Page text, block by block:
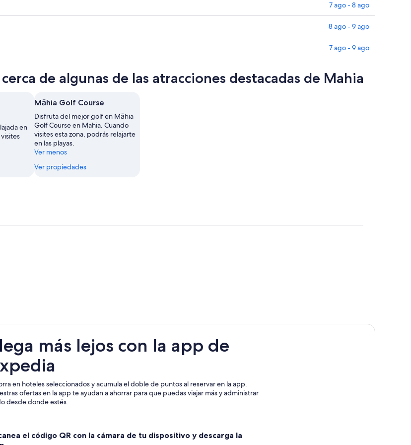
7 ago - 8 ago
8 ago - 9 ago
7 ago - 9 ago
de algunas de las atracciones destacadas de Mahia
en
Māhia Golf Course
Disfruta del mejor golf en Māhia
Golf Course en Mahia. Cuando
visites esta zona, podrás relajarte
en las playas.
Ver menos
Ver propiedades
más lejos con la app de
en hoteles seleccionados y acumula el doble de puntos al reservar en la app.
ofertas en la app te ayudan a ahorrar para que puedas viajar más y administrar
desde donde estés.
el código QR con la cámara de tu dispositivo y descarga la